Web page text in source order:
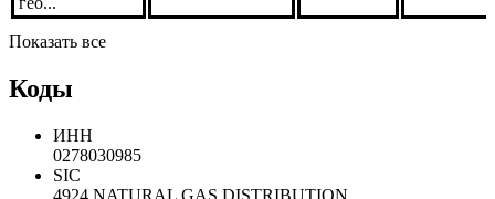
Пользование
участками
гео...
Коды